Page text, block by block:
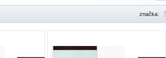
značka: